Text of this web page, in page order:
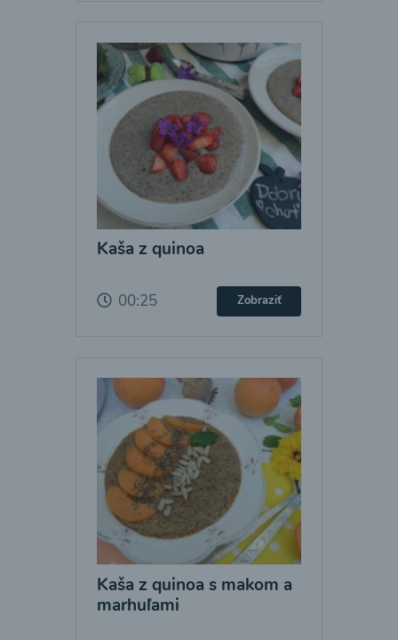
Kaša z quinoa
00:25 Zobraziť
Kaša z quinoa s makom a
marhuľami